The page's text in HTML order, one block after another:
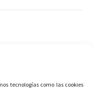
tecnologías como las cookies